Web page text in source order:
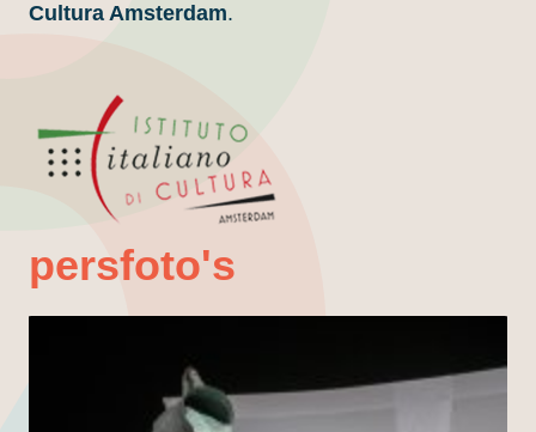
Cultura Amsterdam.
persfoto's